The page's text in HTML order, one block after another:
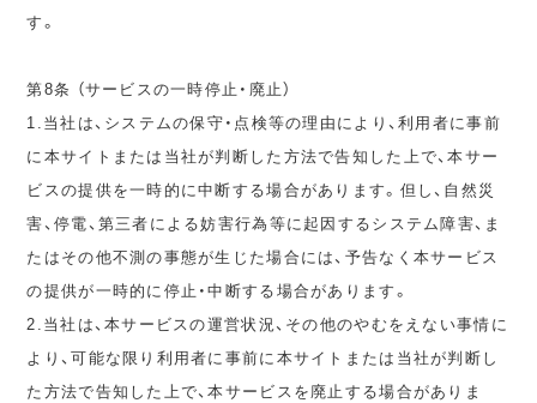
す。
第8条 （サービスの一時停止・廃止）
1.当社は、システムの保守・点検等の理由により、利用者に事前
に本サイトまたは当社が判断した方法で告知した上で、本サー
ビスの提供を一時的に中断する場合があります。但し、自然災
害、停電、第三者による妨害行為等に起因するシステム障害、ま
たはその他不測の事態が生じた場合には、予告なく本サービス
の提供が一時的に停止・中断する場合があります。
2.当社は、本サービスの運営状況、その他のやむをえない事情に
より、可能な限り利用者に事前に本サイトまたは当社が判断し
た方法で告知した上で、本サービスを廃止する場合がありま